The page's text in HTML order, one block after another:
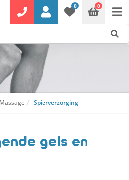
0 0
Massage Spierverzorging
gels en